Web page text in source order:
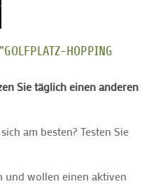
HOPPING
Sie täglich einen anderen
am besten? Testen Sie
und wollen einen aktiven